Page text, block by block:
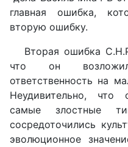
главная ошибка,
вторую ошибку.
Вторая ошибка
что он
ответственность на
Неудивительно,
самые злостные
сосредоточились
эволюционное